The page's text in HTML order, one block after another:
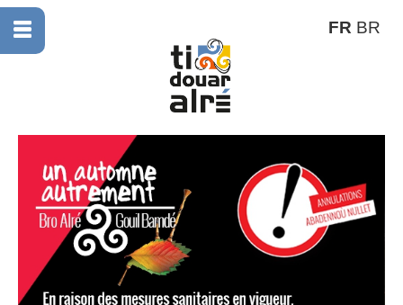
FR BR